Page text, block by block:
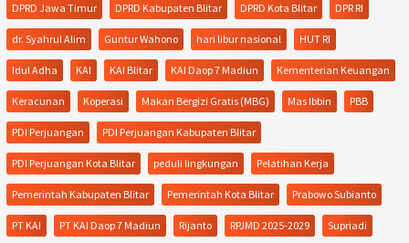
DPRD Jawa Timur DPRD Kabupaten Blitar DPRD Kota Blitar DPR RI
dr. Syahrul Alim Guntur Wahono hari libur nasional HUT RI
Idul Adha KAI KAI Blitar KAI Daop 7 Madiun Kementerian Keuangan
Keracunan Koperasi Makan Bergizi Gratis (MBG) Mas Ibbin PBB
PDI Perjuangan PDI Perjuangan Kabupaten Blitar
PDI Perjuangan Kota Blitar peduli lingkungan Pelatihan Kerja
Pemerintah Kabupaten Blitar Pemerintah Kota Blitar Prabowo Subianto
PT KAI PT KAI Daop 7 Madiun Rijanto RPJMD 2025-2029 Supriadi